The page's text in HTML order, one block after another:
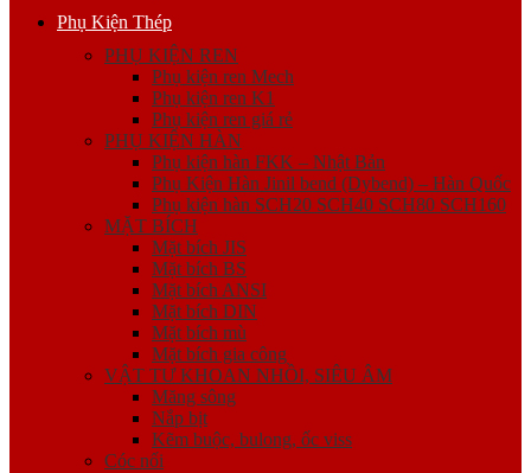
Phụ Kiện Thép
PHỤ KIỆN REN
Phụ kiện ren Mech
Phụ kiện ren K1
Phụ kiện ren giá rẻ
PHỤ KIỆN HÀN
Phụ kiện hàn FKK – Nhật Bản
Phụ Kiện Hàn Jinil bend (Dybend) – Hàn Quốc
Phụ kiện hàn SCH20 SCH40 SCH80 SCH160
MẶT BÍCH
Mặt bích JIS
Mặt bích BS
Mặt bích ANSI
Mặt bích DIN
Mặt bích mù
Mặt bích gia công
VẬT TƯ KHOAN NHỒI, SIÊU ÂM
Măng sông
Nắp bịt
Kẽm buộc, bulong, ốc viss
Cóc nối